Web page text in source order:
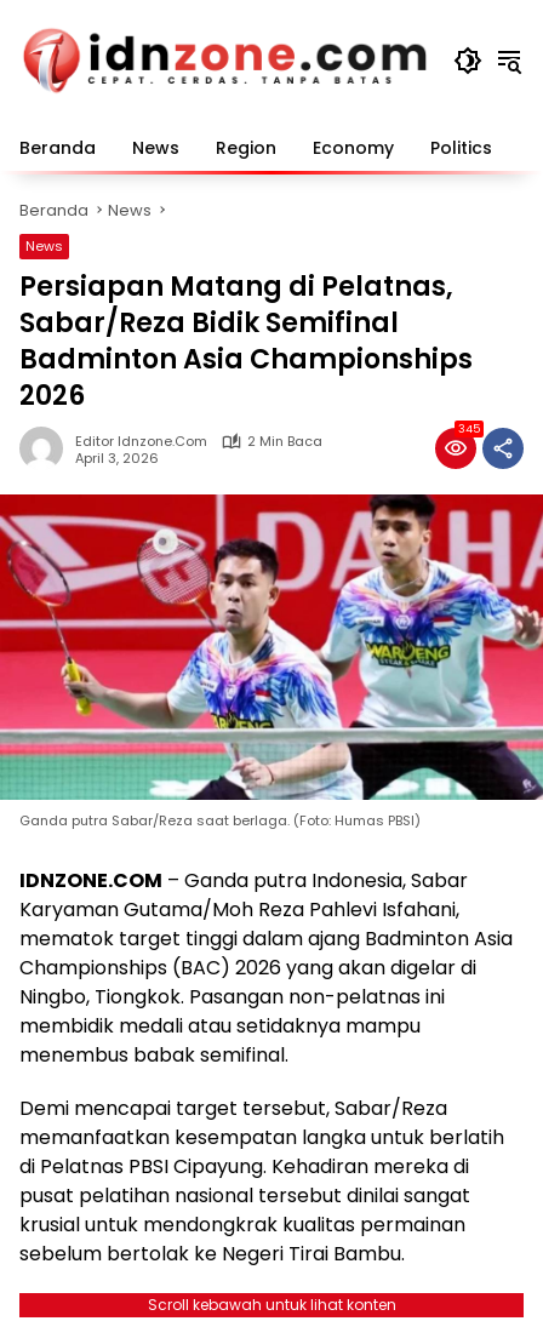
konten
Beranda News Region Economy Politics
Beranda News
News
Persiapan Matang di Pelatnas,
Sabar/Reza Bidik Semifinal
Badminton Asia Championships
2026
Editor Idnzone.com
2 Min Baca
April 3, 2026
345
Ganda putra Sabar/Reza saat berlaga. (Foto: Humas PBSI)
IDNZONE.COM – Ganda putra Indonesia, Sabar
Karyaman Gutama/Moh Reza Pahlevi Isfahani,
mematok target tinggi dalam ajang Badminton Asia
Championships (BAC) 2026 yang akan digelar di
Ningbo, Tiongkok. Pasangan non-pelatnas ini
membidik medali atau setidaknya mampu
menembus babak semifinal.
Demi mencapai target tersebut, Sabar/Reza
memanfaatkan kesempatan langka untuk berlatih
di Pelatnas PBSI Cipayung. Kehadiran mereka di
pusat pelatihan nasional tersebut dinilai sangat
krusial untuk mendongkrak kualitas permainan
sebelum bertolak ke Negeri Tirai Bambu.
Scroll kebawah untuk lihat konten